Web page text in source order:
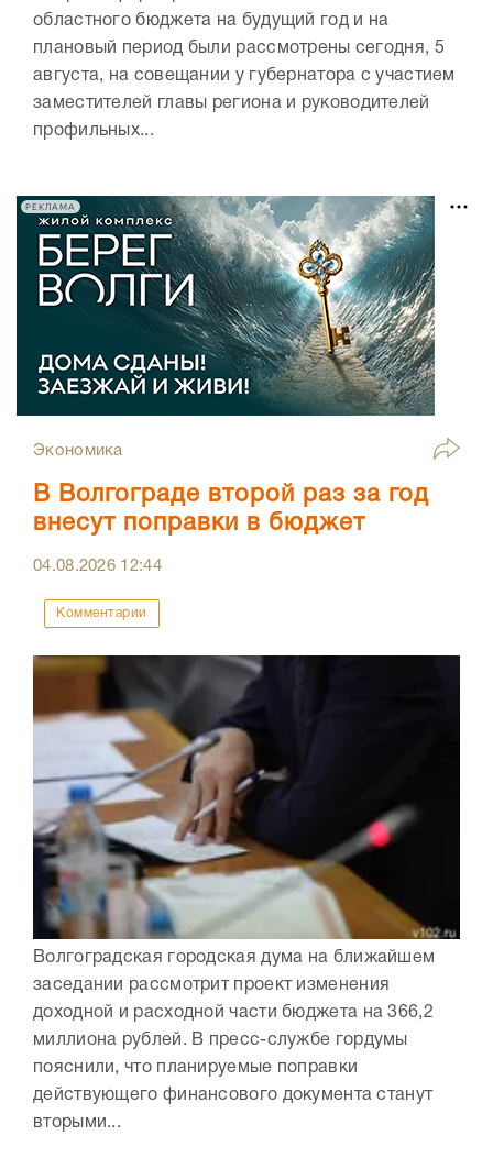
областного бюджета на будущий год и на
плановый период были рассмотрены сегодня, 5
августа, на совещании у губернатора с участием
заместителей главы региона и руководителей
профильных...
РЕКЛАМА
Экономика
В Волгограде второй раз за год
внесут поправки в бюджет
04.08.2026 12:44
Комментарии
Волгоградская городская дума на ближайшем
заседании рассмотрит проект изменения
доходной и расходной части бюджета на 366,2
миллиона рублей. В пресс-службе гордумы
пояснили, что планируемые поправки
действующего финансового документа станут
вторыми...